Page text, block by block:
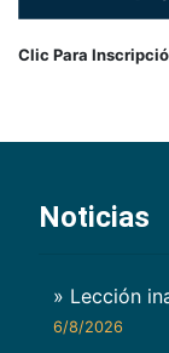
Clic Para
Noticias
» Lección
6/8/2026